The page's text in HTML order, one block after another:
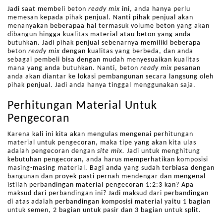
Jadi saat membeli beton ready mix ini, anda hanya perlu
memesan kepada pihak penjual. Nanti pihak penjual akan
menanyakan beberapaa hal termasuk volume beton yang akan
dibangun hingga kualitas material atau beton yang anda
butuhkan. Jadi pihak penjual sebenarnya memiliki beberapa
beton ready mix dengan kualitas yang berbeda, dan anda
sebagai pembeli bisa dengan mudah menyesuaikan kualitas
mana yang anda butuhkan. Nanti, beton ready mix pesanan
anda akan diantar ke lokasi pembangunan secara langsung oleh
pihak penjual. Jadi anda hanya tinggal menggunakan saja.
Perhitungan Material Untuk
Pengecoran
Karena kali ini kita akan mengulas mengenai perhitungan
material untuk pengecoran, maka tipe yang akan kita ulas
adalah pengecoran dengan site mix. Jadi untuk menghitung
kebutuhan pengecoran, anda harus memperhatikan komposisi
masing-masing material. Bagi anda yang sudah terbiasa dengan
bangunan dan proyek pasti pernah mendengar dan mengenal
istilah perbandingan material pengecoran 1:2:3 kan? Apa
maksud dari perbandingan ini? Jadi maksud dari perbandingan
di atas adalah perbandingan komposisi material yaitu 1 bagian
untuk semen, 2 bagian untuk pasir dan 3 bagian untuk split.